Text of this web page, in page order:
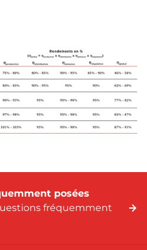
posées
fréquemment